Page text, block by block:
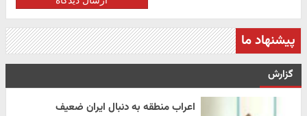
پیشنهاد ما
گزارش
اعراب منطقه به دنبال ایران ضعیف